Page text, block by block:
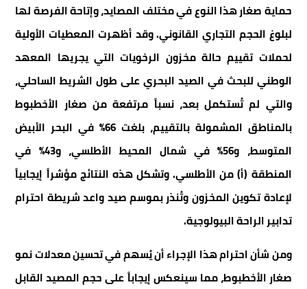
حماية صغار هذا النوع في مختلف المصايد، وإتاحة الفرصة لها
لبلوغ الحجم التجاري القانوني. وقد أظهرت المعطيات الأولية
لحملات تقييم حالة مخزون الرخويات التي يجريها المعهد
الوطني للبحث في الصيد البحري على طول الشريط الساحلي،
والتي لم تُستكمل بعد، نسباً مرتفعة من صغار الأخطبوط
بالمناطق المشمولة بالتقييم، بلغت 66% في البحر الأبيض
المتوسط، و56% في شمال المحيط الأطلسي، و43% في
المنطقة (أ) من الأطلسي. وتشكل هذه النتائج مؤشراً إيجابياً
لإعادة تكوين المخزون وتُنذر بموسم صيد واعد شريطة احترام
تدابير الراحة البيولوجية.
ومن شأن احترام هذا الإجراء أن يُسهم في تحسين معدلات نمو
صغار الأخطبوط، مما سينعكس إيجاباً على حجم المصيد القابل